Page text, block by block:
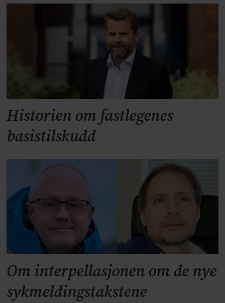
Historien om fastlegenes
basistilskudd
Om interpellasjonen om de nye
sykmeldingstakstene